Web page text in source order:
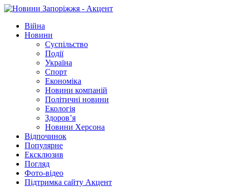
Війна
Новини
Суспільство
Події
Україна
Спорт
Економіка
Новини компаній
Політичні новини
Екологія
Здоров’я
Новини Херсона
Відпочинок
Популярне
Ексклюзив
Погляд
Фото-відео
Підтримка сайту Акцент